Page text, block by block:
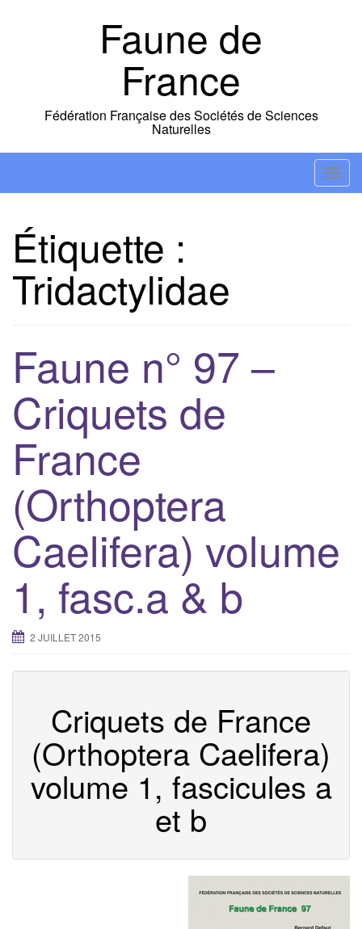
Faune de
France
Fédération Française des Sociétés de Sciences
Naturelles
T
o
Étiquette :
Tridactylidae
Faune n° 97 –
Criquets de
France
(Orthoptera
Caelifera) volume
1, fasc.a & b
2 JUILLET 2015
Criquets de France
(Orthoptera Caelifera)
volume 1, fascicules a
et b